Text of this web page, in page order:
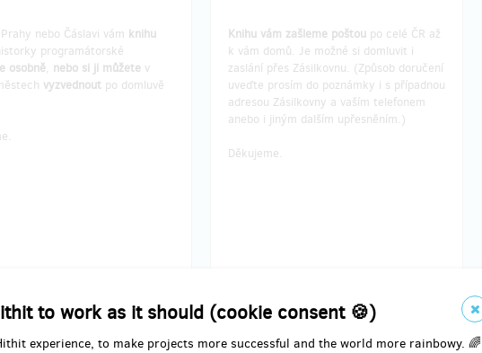
to work as it should (cookie consent 🍪)
experience, to make projects more successful and the world more rainbowy. 🌈
nebo Čáslavi vám knihu
programátorské
osobně, nebo si ji můžete v
vyzvednout po domluvě
EUR 6.18
Knihu vám zašleme poštou po celé ČR až
k vám domů. Je možné si domluvit i
zaslání přes Zásilkovnu. (Způsob doručení
uveďte prosím do poznámky i s případnou
adresou Zásilkovny a vaším telefonem
anebo i jiným dalším upřesněním.)
Děkujeme.
EUR 8.24